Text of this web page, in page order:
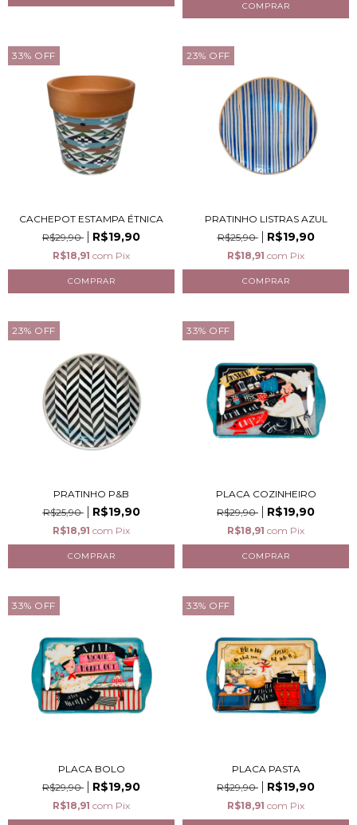
33% OFF
CACHEPOT ESTAMPA ÉTNICA
R$29,90
R$19,90
R$18,91 com Pix
23% OFF
PRATINHO LISTRAS AZUL
R$25,90
R$19,90
R$18,91 com Pix
23% OFF
PRATINHO P&B
R$25,90
R$19,90
R$18,91 com Pix
33% OFF
PLACA COZINHEIRO
R$29,90
R$19,90
R$18,91 com Pix
33% OFF
PLACA BOLO
R$29,90
R$19,90
R$18,91 com Pix
33% OFF
PLACA PASTA
R$29,90
R$19,90
R$18,91 com Pix